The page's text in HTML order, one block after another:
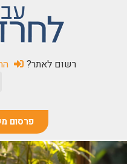
לִנְגִישׁוּת
הָאֲתָר.
רשום לאתר?
פרסום